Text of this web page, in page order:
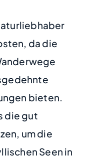
da die
bieten.
die gut
um die
Seen in